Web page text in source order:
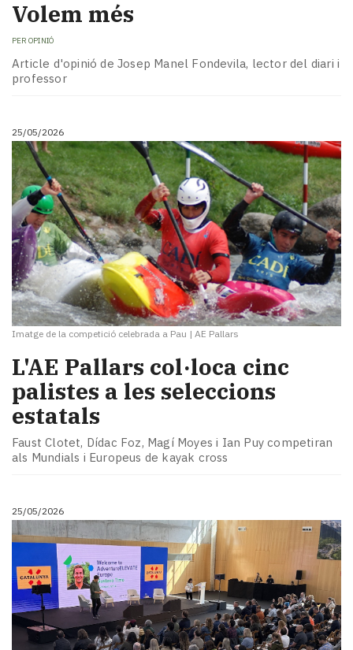
Volem més
PER OPINIÓ
Article d'opinió de Josep Manel Fondevila, lector del diari i
professor
25/05/2026
Imatge de la competició celebrada a Pau | AE Pallars
L'AE Pallars col·loca cinc
palistes a les seleccions
estatals
Faust Clotet, Dídac Foz, Magí Moyes i Ian Puy competiran
als Mundials i Europeus de kayak cross
25/05/2026